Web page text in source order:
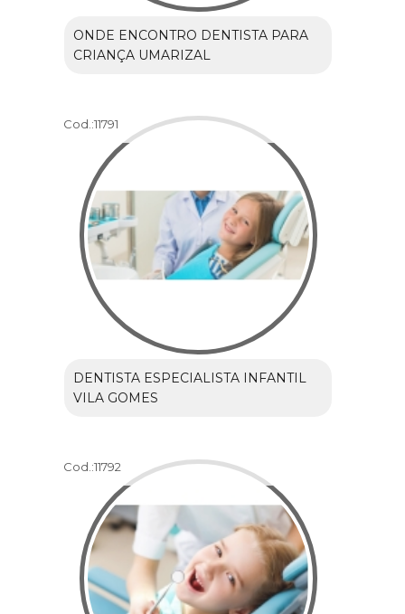
ONDE ENCONTRO DENTISTA PARA
CRIANÇA UMARIZAL
Cod.:11791
DENTISTA ESPECIALISTA INFANTIL
VILA GOMES
Cod.:11792